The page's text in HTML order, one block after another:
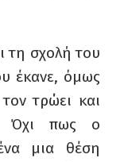
τη σχολή του
έκανε, όμως
τρώει και
Όχι πως ο
μια θέση